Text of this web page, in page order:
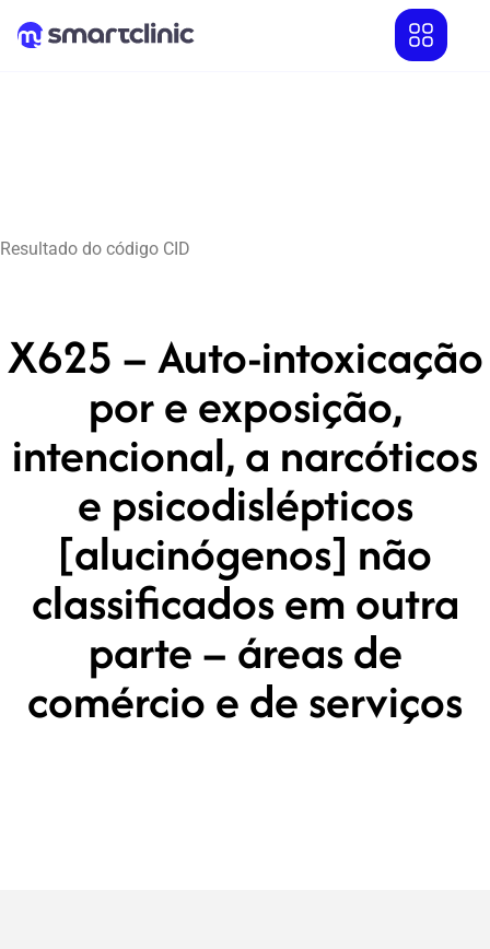
Resultado do código CID
X625 – Auto-intoxicação
por e exposição,
intencional, a narcóticos
e psicodislépticos
[alucinógenos] não
classificados em outra
parte – áreas de
comércio e de serviços